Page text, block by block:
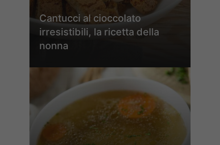
Cantucci al cioccolato
irresistibili, la ricetta della
nonna